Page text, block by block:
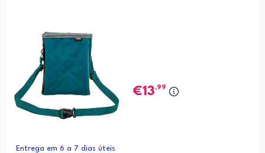
13,99
Entrega em 6 a 7 dias úteis